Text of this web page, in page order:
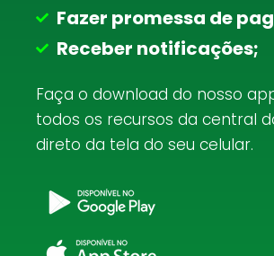
Fazer promessa de
Receber notificações;
Faça o download do nosso
todos os recursos da central
direto da tela do seu celular.